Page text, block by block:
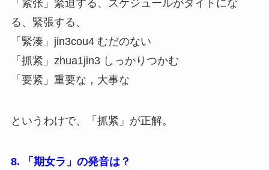
「紧张」緊迫する、スケジュールがタイトにな
る、緊張する、
「緊湊」jin3cou4 むだのない
「抓紧」zhua1jin3 しっかりつかむ
「要紧」重要な，大事な
というわけで、「抓紧」が正解。
8. 「期女ラ」の発音は？